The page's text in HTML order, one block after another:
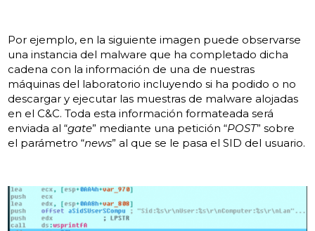
Por ejemplo, en la siguiente imagen puede observarse
una instancia del malware que ha completado dicha
cadena con la información de una de nuestras
máquinas del laboratorio incluyendo si ha podido o no
descargar y ejecutar las muestras de malware alojadas
en el C&C. Toda esta información formateada será
enviada al “gate” mediante una petición “POST” sobre
el parámetro “news” al que se le pasa el SID del usuario.